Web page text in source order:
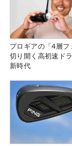
プロギアの「4層
切り開く高初速ド
新時代